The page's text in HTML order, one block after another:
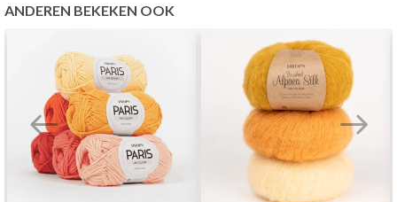
ANDEREN BEKEKEN OOK